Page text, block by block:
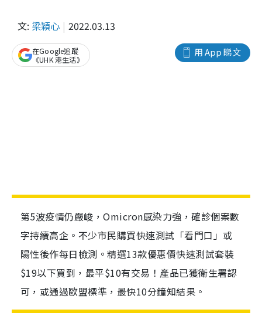
文: 梁穎心 2022.03.13
用 App 睇文
在Google追蹤
《UHK 港生活》
第5波疫情仍嚴峻，Omicron感染力強，確診個案數
字持續高企。不少市民購買快速測試「看門口」或
陽性後作每日檢測。精選13款優惠價快速測試套裝
$19以下買到，最平$10有交易！產品已獲衛生署認
可，或通過歐盟標準，最快10分鐘知結果。